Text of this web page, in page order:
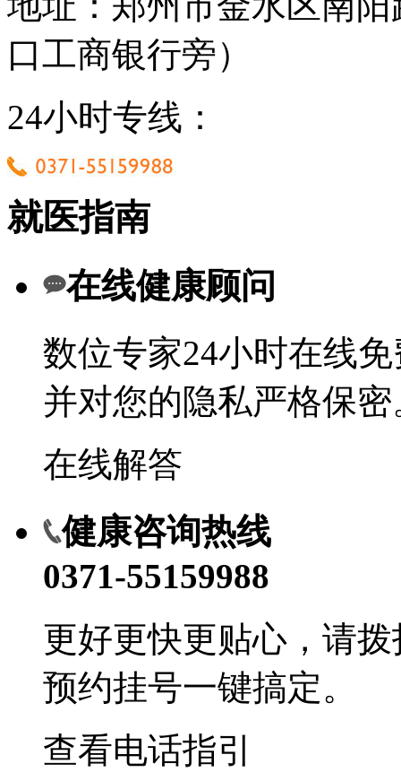
口工商银行旁）
24小时专线：
就医指南
在线健康顾问
数位专家24小时在线
并对您的隐私严格保密
在线解答
健康咨询热线
0371-55159988
更好更快更贴心，请
预约挂号一键搞定。
查看电话指引